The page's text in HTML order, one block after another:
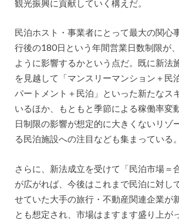
観光振興に貢献していく構えだ。
民泊ホスト・事業者にとって最大の関心
行後の180日という年間営業日数制限が
ように影響するかという点だ。既に新法
を見越して「マンスリーマンション＋民
パートメント＋民泊」といった新たなス
いるほか、もともと季節による稼働率変
日制限の影響が想定的に大きくないリゾ
る民泊施設への注目なども集まっている。
さらに、新法成立を受けて「民泊市場＝
が広がれば、今後はこれまで民泊に対し
せていた大手の旅行・不動産関連企業が
とも想定され、市場はますます盛り上が